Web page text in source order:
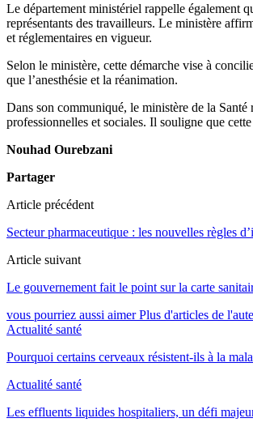
Le département ministériel rappelle également
représentants des travailleurs. Le ministère
et réglementaires en vigueur.
Selon le ministère, cette démarche vise à
que l’anesthésie et la réanimation.
Dans son communiqué, le ministère de la
professionnelles et sociales. Il souligne que
Nouhad Ourebzani
Partager
Article précédent
Secteur pharmaceutique : les nouvelles règles
Article suivant
Le gouvernement fait le point sur la carte
vous pourriez aussi aimer Plus d'articles de
Actualité santé
Pourquoi certains cerveaux résistent-ils à la
Actualité santé
Les effluents liquides hospitaliers, un défi